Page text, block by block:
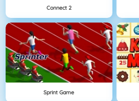
Connect 2
Sprint Game